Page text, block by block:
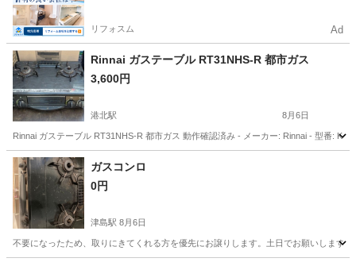
リフォスム Ad
Rinnai ガステーブル RT31NHS-R 都市ガス
3,600円
港北駅 8月6日
Rinnai ガステーブル RT31NHS-R 都市ガス 動作確認済み - メーカー: Rinnai - 型番:
愛知 名古屋市 ガスコンロ
0円
津島駅 8月6日
不要になったため、取りにきてくれる方を優先にお譲りします。土日でお願いします